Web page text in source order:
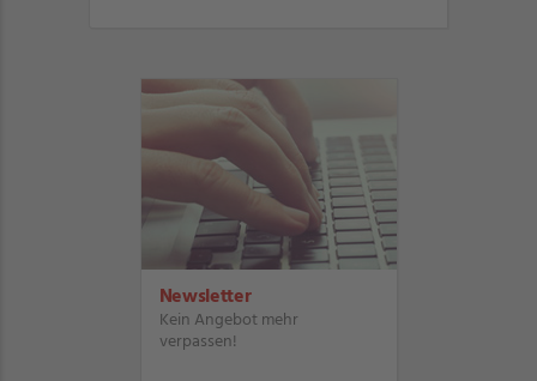
Newsletter
Kein Angebot mehr
verpassen!